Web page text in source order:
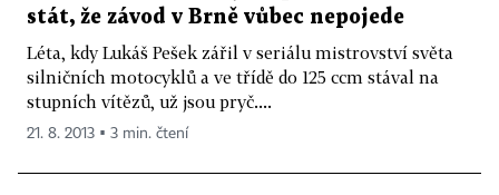
stát, že závod v Brně vůbec nepojede
Léta, kdy Lukáš Pešek zářil v seriálu mistrovství světa
silničních motocyklů a ve třídě do 125 ccm stával na
stupních vítězů, už jsou pryč....
21. 8. 2013 ▪ 3 min. čtení